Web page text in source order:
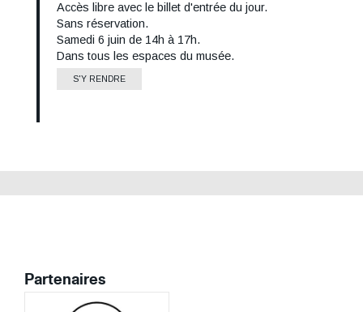
Tarif
Accès libre avec le billet d'entrée du jour.
Sans réservation.
Informations
horaires
Samedi 6 juin de 14h à 17h.
Lieu
Dans tous les espaces du musée.
S'Y RENDRE
Partenaires